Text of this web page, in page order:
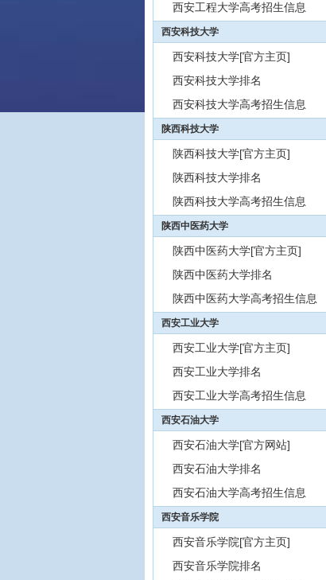
西安工程大学高考招生信息
西安科技大学
西安科技大学[官方主页]
西安科技大学排名
西安科技大学高考招生信息
陕西科技大学
陕西科技大学[官方主页]
陕西科技大学排名
陕西科技大学高考招生信息
陕西中医药大学
陕西中医药大学[官方主页]
陕西中医药大学排名
陕西中医药大学高考招生信息
西安工业大学
西安工业大学[官方主页]
西安工业大学排名
西安工业大学高考招生信息
西安石油大学
西安石油大学[官方网站]
西安石油大学排名
西安石油大学高考招生信息
西安音乐学院
西安音乐学院[官方主页]
西安音乐学院排名